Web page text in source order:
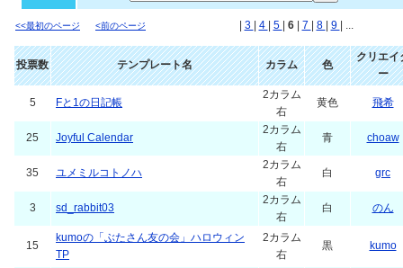
<<最初のページ <前のページ 3 4 5 6 7 8 9 | ...
投票数 テンプレート名 カラム 色
クリエイ
ー
5 Fと1の日記帳
2カラム
右
黄色 飛希
25 Joyful Calendar
2カラム
右
青 choaw
35 ユメミルコトノハ
2カラム
右
白 grc
3 sd_rabbit03
2カラム
右
白 のん
15
kumoの「ぶたさん友の会」ハロウィン
TP
2カラム
右
黒 kumo